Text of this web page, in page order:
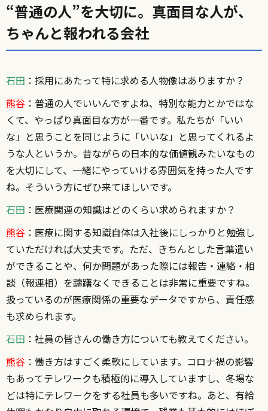
“普通の人”を大切に。真面目な人が、
ちゃんと報われる会社
石田 ：採用にあたって特に求める人物像はありますか？
熊谷 ：普通の人でいいんですよね、特別な能力とかではな
くて、やっぱり真面目な方が一番です。私たちが「いい
な」と思うことを同じように「いいな」と思ってくれるよ
うな人というか。昔ながらの日本的な価値観みたいなもの
を大切にして、一緒にやっていける雰囲気を持った人です
ね。そういう方にぜひ来てほしいです。
石田 ：医療関連の知識はどのくらい求められますか？
熊谷 ：医療に関する知識自体は入社後にしっかりと勉強し
ていただければ大丈夫です。ただ、きちんとした言葉遣い
ができることや、何か問題があった際には報告・連絡・相
談（報連相）を躊躇なくできることは非常に重要ですね。
扱っているのが医療関係の重要なデータですから、責任感
も求められます。
石田 ：社員の皆さんの働き方についても教えてください。
熊谷 ：働き方はすごく柔軟にしています。コロナ禍の影響
もあってテレワークも積極的に導入していますし、冬場な
どは特にテレワークをする社員も多いですね。あと、有給